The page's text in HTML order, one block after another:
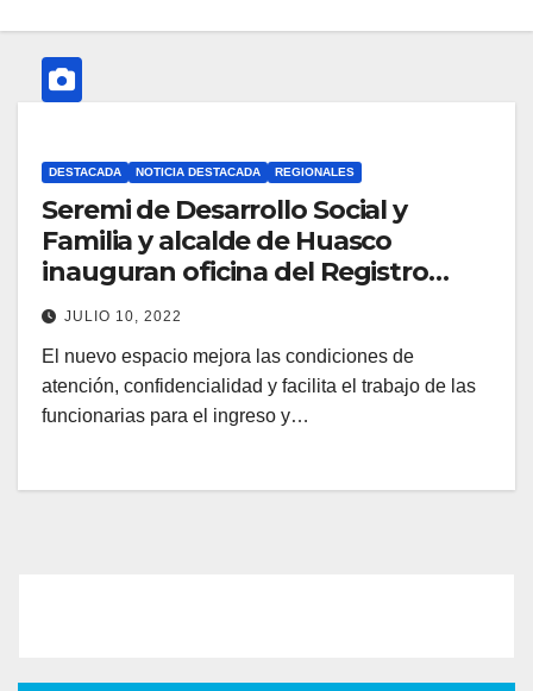
DESTACADA NOTICIA DESTACADA REGIONALES
Seremi de Desarrollo Social y
Familia y alcalde de Huasco
inauguran oficina del Registro
social de Hogares
JULIO 10, 2022
El nuevo espacio mejora las condiciones de
atención, confidencialidad y facilita el trabajo de las
funcionarias para el ingreso y…